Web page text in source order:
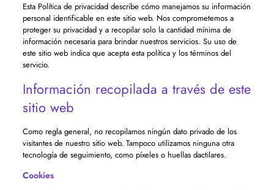
Esta Política de privacidad describe cómo manejamos su información
personal identificable en este sitio web. Nos comprometemos a
proteger su privacidad y a recopilar solo la cantidad mínima de
información necesaria para brindar nuestros servicios. Su uso de
este sitio web indica que acepta esta política y los términos del
servicio.
Información recopilada a través de este
sitio web
Como regla general, no recopilamos ningún dato privado de los
visitantes de nuestro sitio web. Tampoco utilizamos ninguna otra
tecnología de seguimiento, como píxeles o huellas dactilares.
Cookies